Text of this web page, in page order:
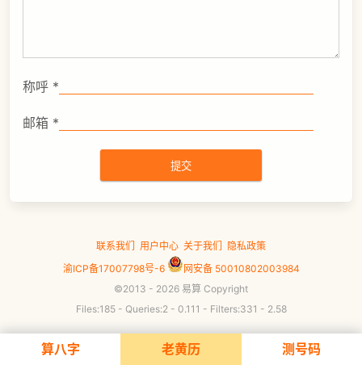
称呼 *
邮箱 *
联系我们 用户中心 关于我们
隐私政策
渝ICP备17007798号-6
网安备 50010802003984
©2013 - 2026 易算 Copyright
Files:185 - Queries:2 - 0.111 - Filters:331 - 2.58
算八字 老黄历 测号码